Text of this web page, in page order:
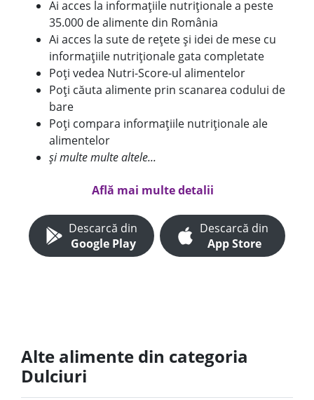
Ai acces la informațiile nutriționale a peste
35.000 de alimente din România
Ai acces la sute de rețete și idei de mese cu
informațiile nutriționale gata completate
Poți vedea Nutri-Score-ul alimentelor
Poți căuta alimente prin scanarea codului de
bare
Poți compara informațiile nutriționale ale
alimentelor
și multe multe altele...
Află mai multe detalii
Descarcă din
Google Play
Descarcă din
App Store
Alte alimente din categoria
Dulciuri